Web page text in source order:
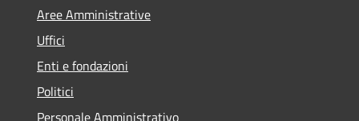
Aree Amministrative
Uffici
Enti e fondazioni
Politici